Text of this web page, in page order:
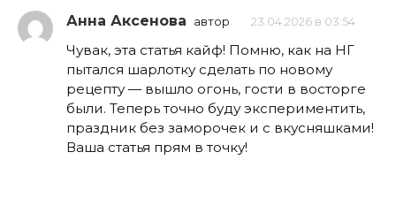
Анна Аксенова автор 23.04.2026 в 03:54
Чувак, эта статья кайф! Помню, как на НГ
пытался шарлотку сделать по новому
рецепту — вышло огонь, гости в восторге
были. Теперь точно буду экспериментить,
праздник без заморочек и с вкусняшками!
Ваша статья прям в точку!